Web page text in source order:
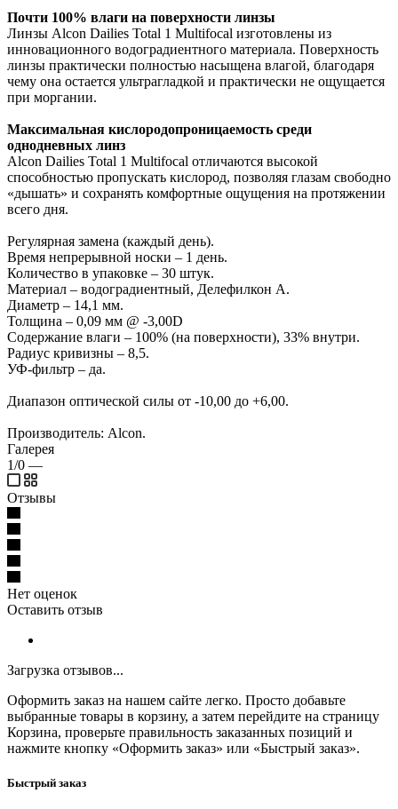
Почти 100% влаги на поверхности линзы
Линзы Alcon Dailies Total 1 Multifocal изготовлены из
инновационного водоградиентного материала. Поверхность
линзы практически полностью насыщена влагой, благодаря
чему она остается ультрагладкой и практически не ощущается
при моргании.
Максимальная кислородопроницаемость среди
однодневных линз
Alcon Dailies Total 1 Multifocal отличаются высокой
способностью пропускать кислород, позволяя глазам свободно
«дышать» и сохранять комфортные ощущения на протяжении
всего дня.
Регулярная замена (каждый день).
Время непрерывной носки – 1 день.
Количество в упаковке – 30 штук.
Материал – водоградиентный, Делефилкон А.
Диаметр – 14,1 мм.
Толщина – 0,09 мм @ -3,00D
Содержание влаги – 100% (на поверхности), 33% внутри.
Радиус кривизны – 8,5.
УФ-фильтр – да.
Диапазон оптической силы от -10,00 до +6,00.
Производитель: Alcon.
Галерея
1/0 —
Отзывы
Нет оценок
Оставить отзыв
Загрузка отзывов...
Оформить заказ на нашем сайте легко. Просто добавьте
выбранные товары в корзину, а затем перейдите на страницу
Корзина, проверьте правильность заказанных позиций и
нажмите кнопку «Оформить заказ» или «Быстрый заказ».
Быстрый заказ